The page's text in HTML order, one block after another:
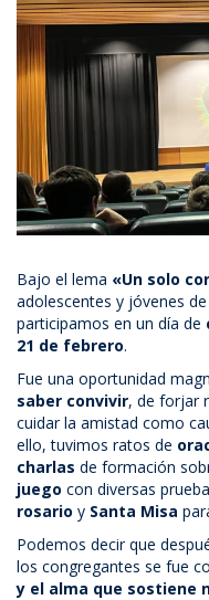
Bajo el lema «Un solo
adolescentes y jóvenes de
participamos en un día de
21 de febrero.
Fue una oportunidad
saber convivir, de forjar
cuidar la amistad como
ello, tuvimos ratos de
charlas de formación
juego con diversas
rosario y Santa Misa
Podemos decir que
los congregantes se fue
y el alma que sostiene